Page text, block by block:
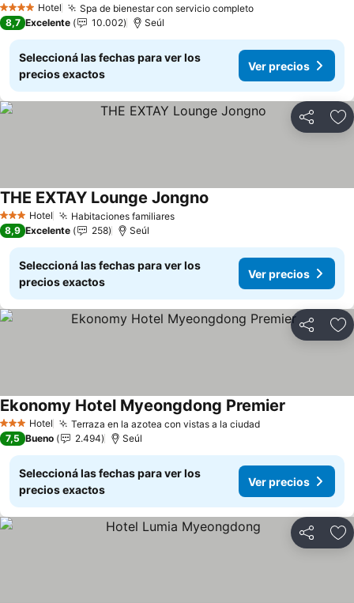
4 EstrellasHotel Spa de bienestar con servicio completo
8,7 Excelente 10.002 Seúl
Seleccioná las fechas para ver los
precios exactos
Ver precios
Compartir
3 Estrellas
Hotel Habitaciones familiares
THE EXTAY Lounge Jongno
8,9 Excelente 258 Seúl
Seleccioná las fechas para ver los
precios exactos
Ver precios
Compartir
3 Estrellas
Hotel Terraza en la azotea con vistas a la ciudad
Ekonomy Hotel Myeongdong Premier
7,5 Bueno 2.494 Seúl
Seleccioná las fechas para ver los
precios exactos
Ver precios
Compartir